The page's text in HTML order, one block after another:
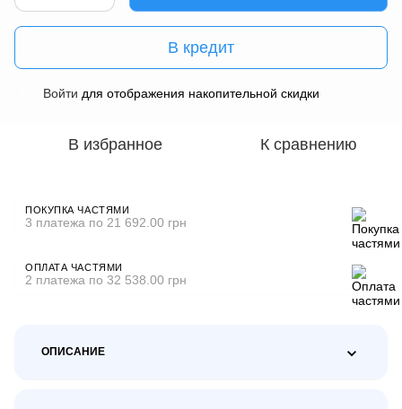
В кредит
Войти для отображения накопительной скидки
В избранное К сравнению
ПОКУПКА ЧАСТЯМИ
3 платежа по 21 692.00 грн
ОПЛАТА ЧАСТЯМИ
2 платежа по 32 538.00 грн
ОПИСАНИЕ